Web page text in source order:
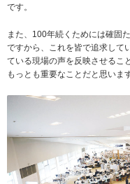
です。
また、100年続くためには確固
ですから、これを皆で追求して
ている現場の声を反映させるこ
もっとも重要なことだと思います